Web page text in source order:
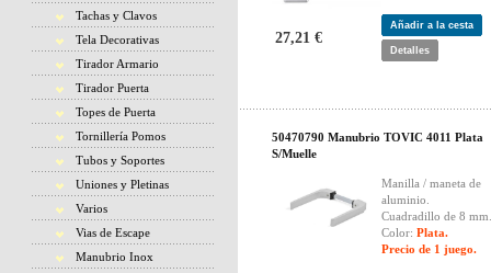
Tachas y Clavos
Tela Decorativas
Tirador Armario
Tirador Puerta
Topes de Puerta
Tornillería Pomos
Tubos y Soportes
Uniones y Pletinas
Varios
Vias de Escape
Manubrio Inox
27,21 €
Añadir a la cesta
Detalles
50470790 Manubrio TOVIC 4011 Plata
S/Muelle
Manilla / maneta de
aluminio.
Cuadradillo de 8 mm.
Color: Plata.
Precio de 1 juego.